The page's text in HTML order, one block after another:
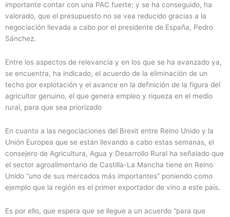
importante contar con una PAC fuerte; y se ha conseguido, ha
valorado, que el presupuesto no se vea reducido gracias a la
negociación llevada a cabo por el presidente de España, Pedro
Sánchez.
Entre los aspectos de relevancia y en los que se ha avanzado ya,
se encuentra, ha indicado, el acuerdo de la eliminación de un
techo por explotación y el avance en la definición de la figura del
agricultor genuino, el que genera empleo y riqueza en el medio
rural, para que sea priorizado
En cuanto a las negociaciones del Brexit entre Reino Unido y la
Unión Europea que se están llevando a cabo estas semanas, el
consejero de Agricultura, Agua y Desarrollo Rural ha señalado que
el sector agroalimentario de Castilla-La Mancha tiene en Reino
Unido “uno de sus mercados más importantes” poniendo como
ejemplo que la región es el primer exportador de vino a este país.
Es por ello, que espera que se llegue a un acuerdo “para que